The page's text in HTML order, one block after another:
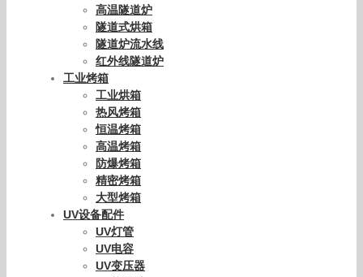
高温隧道炉
隧道式烘箱
隧道炉流水线
红外线隧道炉
工业烤箱
工业烘箱
热风烤箱
恒温烤箱
高温烤箱
防爆烤箱
精密烤箱
大型烤箱
UV设备配件
UV灯管
UV电容
UV变压器